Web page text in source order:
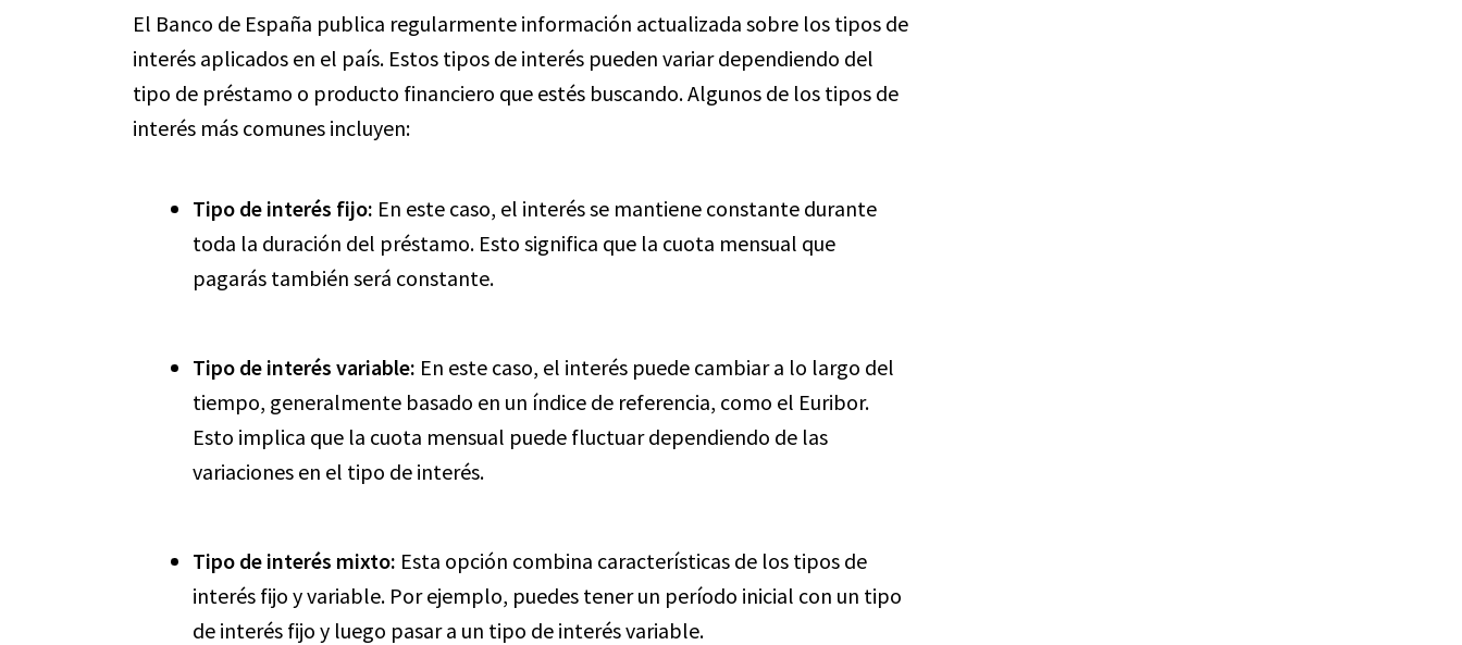
El Banco de España publica regularmente información actualizada sobre los tipos de
interés aplicados en el país. Estos tipos de interés pueden variar dependiendo del
tipo de préstamo o producto financiero que estés buscando. Algunos de los tipos de
interés más comunes incluyen:
Tipo de interés fijo: En este caso, el interés se mantiene constante durante
toda la duración del préstamo. Esto significa que la cuota mensual que
pagarás también será constante.
Tipo de interés variable: En este caso, el interés puede cambiar a lo largo del
tiempo, generalmente basado en un índice de referencia, como el Euribor.
Esto implica que la cuota mensual puede fluctuar dependiendo de las
variaciones en el tipo de interés.
Tipo de interés mixto: Esta opción combina características de los tipos de
interés fijo y variable. Por ejemplo, puedes tener un período inicial con un tipo
de interés fijo y luego pasar a un tipo de interés variable.